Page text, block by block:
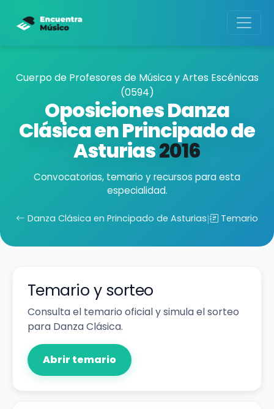
Cuerpo de Profesores de Música y Artes Escénicas
(0594)
Oposiciones Danza
Clásica en Principado de
Asturias2016
Convocatorias, temario y recursos para esta
especialidad.
Danza Clásica en Principado de Asturias| Temario
Temario y sorteo
Consulta el temario oficial y simula el sorteo
para Danza Clásica.
Abrir temario